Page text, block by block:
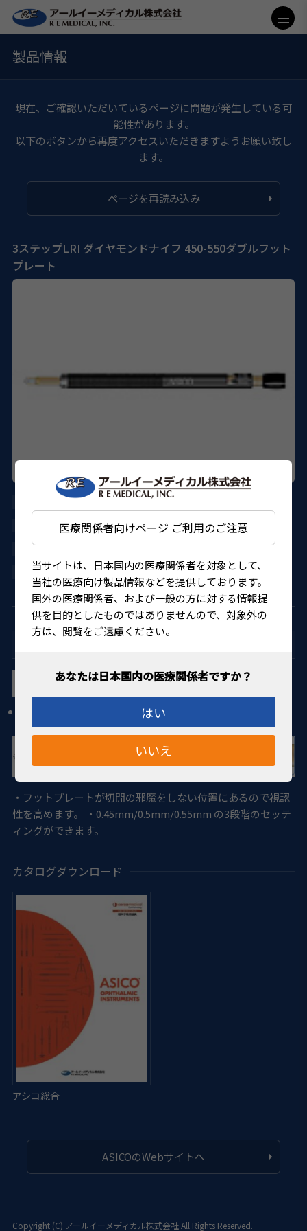
医療関係者向けページ ご利用のご注意
当サイトは、日本国内の医療関係者を対象として、
当社の医療向け製品情報などを提供しております。
国外の医療関係者、および一般の方に対する情報提
供を目的としたものではありませんので、対象外の
方は、閲覧をご遠慮ください。
はい
いいえ
製品情報
現在、ご確認いただいているページに問題が発生している可
能性があります。
以下のボタンから再度アクセスいただきますようお願い致し
ます。
ページを再読み込み
3ステップLRI ダイヤモンドナイフ 450-550ダブルフット
プレート
AE-8122A
ASICO
27B1X00001122AKT
4562150823961
3ステップLRIダイヤモンド ナイフ 450-550ダブルフッ
・フットプレートが切開の邪魔をしない位置にあるので視認
性を高めます。 ・0.45mm/0.5mm/0.55mm の3段階のセッテ
ィングができます。
カタログダウンロード
ASICOのWebサイトへ
Copyright (C) アールイーメディカル株式会社All Rights Reserved.